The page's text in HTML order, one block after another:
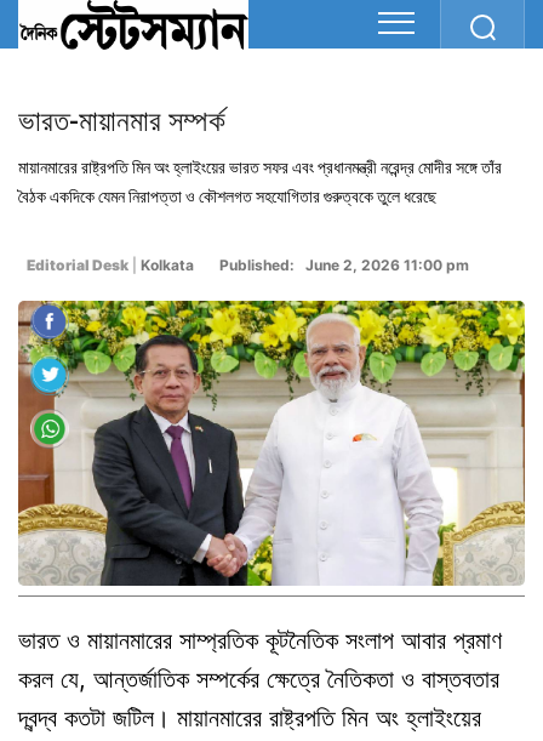
ভারত-মায়ানমার সম্পর্ক
মায়ানমারের রাষ্ট্রপতি মিন অং হ্লাইংয়ের ভারত সফর এবং প্রধানমন্ত্রী নরেন্দ্র মোদীর সঙ্গে তাঁর
বৈঠক একদিকে যেমন নিরাপত্তা ও কৌশলগত সহযোগিতার গুরুত্বকে তুলে ধরেছে
Editorial Desk Kolkata Published: June 2, 2026 11:00 pm
ভারত ও মায়ানমারের সাম্প্রতিক কূটনৈতিক সংলাপ আবার প্রমাণ
করল যে, আন্তর্জাতিক সম্পর্কের ক্ষেত্রে নৈতিকতা ও বাস্তবতার
দ্বন্দ্ব কতটা জটিল। মায়ানমারের রাষ্ট্রপতি মিন অং হ্লাইংয়ের